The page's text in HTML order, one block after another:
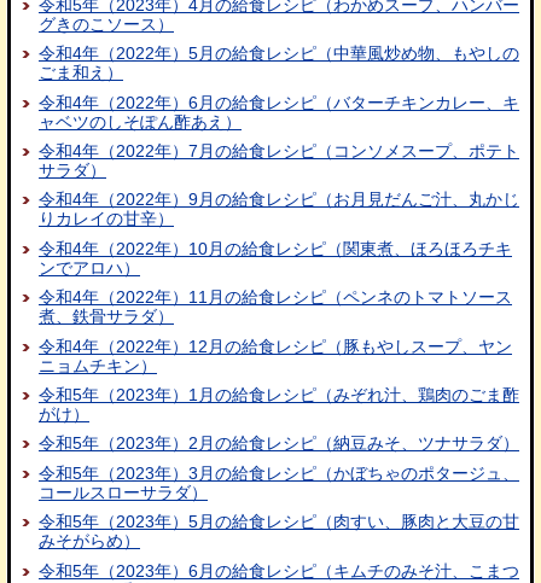
令和5年（2023年）4月の給食レシピ（わかめスープ、ハンバー
グきのこソース）
令和4年（2022年）5月の給食レシピ（中華風炒め物、もやしの
ごま和え）
令和4年（2022年）6月の給食レシピ（バターチキンカレー、キ
ャベツのしそぽん酢あえ）
令和4年（2022年）7月の給食レシピ（コンソメスープ、ポテト
サラダ）
令和4年（2022年）9月の給食レシピ（お月見だんご汁、丸かじ
りカレイの甘辛）
令和4年（2022年）10月の給食レシピ（関東煮、ほろほろチキ
ンでアロハ）
令和4年（2022年）11月の給食レシピ（ペンネのトマトソース
煮、鉄骨サラダ）
令和4年（2022年）12月の給食レシピ（豚もやしスープ、ヤン
ニョムチキン）
令和5年（2023年）1月の給食レシピ（みぞれ汁、鶏肉のごま酢
がけ）
令和5年（2023年）2月の給食レシピ（納豆みそ、ツナサラダ）
令和5年（2023年）3月の給食レシピ（かぼちゃのポタージュ、
コールスローサラダ）
令和5年（2023年）5月の給食レシピ（肉すい、豚肉と大豆の甘
みそがらめ）
令和5年（2023年）6月の給食レシピ（キムチのみそ汁、こまつ